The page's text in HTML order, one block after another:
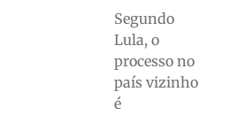
Segundo
Lula, o
processo no
país vizinho
é